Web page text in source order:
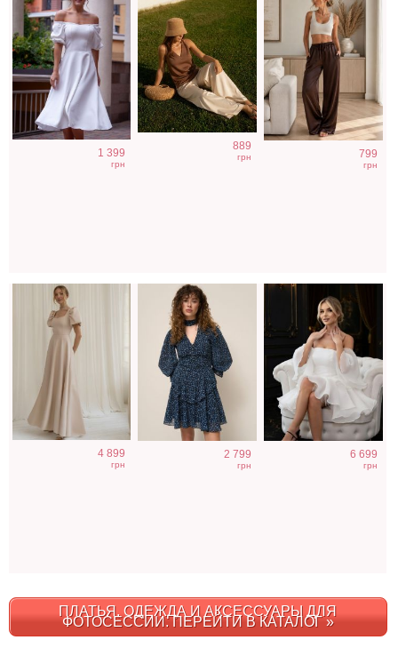
1 399
грн
889
грн 799
грн
Светлое бежевое
платье на
короткий рукав
4 899
грн
2 799
грн
Фатиновое
короткое белое
6 699
грн
ПЛАТЬЯ, ОДЕЖДА И АКСЕССУАРЫ ДЛЯ
ФОТОСЕССИИ. ПЕРЕЙТИ В КАТАЛОГ »